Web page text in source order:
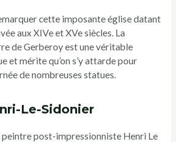
cette imposante église datant
aux XIVe et XVe siècles. La
de Gerberoy est une véritable
et mérite qu’on s’y attarde pour
de nombreuses statues.
Le-Sidonier
peintre post-impressionniste Henri Le